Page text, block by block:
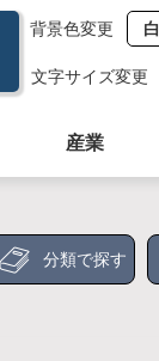
背景色変更 白
文字サイズ変更
産業
分類で探す